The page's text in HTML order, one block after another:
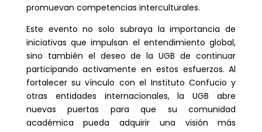
promuevan competencias interculturales.
Este evento no solo subraya la importancia de
iniciativas que impulsan el entendimiento global,
sino también el deseo de la UGB de continuar
participando activamente en estos esfuerzos. Al
fortalecer su vínculo con el Instituto Confucio y
otras entidades internacionales, la UGB abre
nuevas puertas para que su comunidad
académica pueda adquirir una visión más